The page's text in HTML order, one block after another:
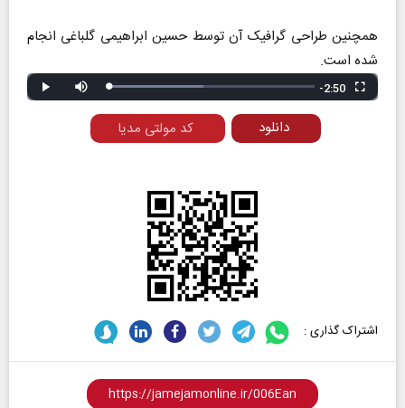
همچنین طراحی گرافیک آن توسط حسین ابراهیمی گلباغی انجام
شده است.
Play Mute Loaded:
Progress:
0%
Remaining
-2:50 Fullscreen
کد مولتی مدیا دانلود
اشتراک گذاری :